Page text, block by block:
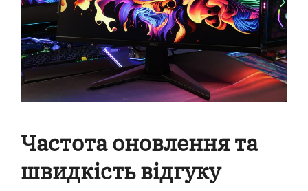
Частота оновлення та
швидкість відгуку